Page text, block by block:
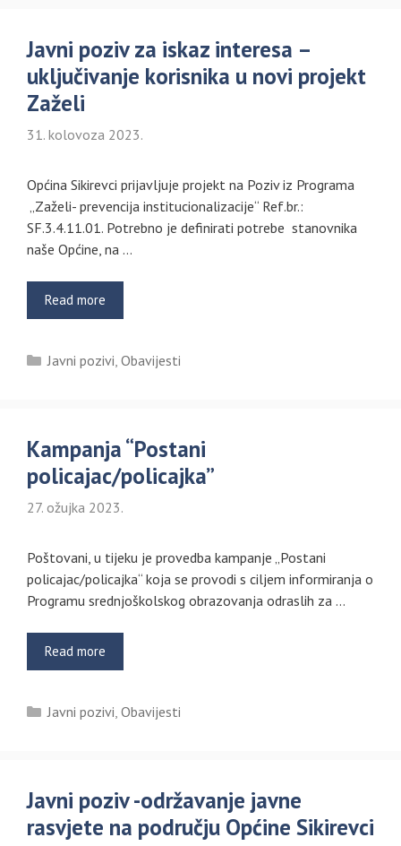
Javni poziv za iskaz interesa –
uključivanje korisnika u novi projekt
Zaželi
31. kolovoza 2023.
Općina Sikirevci prijavljuje projekt na Poziv iz Programa
„Zaželi- prevencija institucionalizacije“ Ref.br.:
SF.3.4.11.01. Potrebno je definirati potrebe stanovnika
naše Općine, na …
Read more
Kategorije
Javni pozivi, Obavijesti
Kampanja “Postani
policajac/policajka”
27. ožujka 2023.
Poštovani, u tijeku je provedba kampanje „Postani
policajac/policajka“ koja se provodi s ciljem informiranja o
Programu srednjoškolskog obrazovanja odraslih za …
Read more
Kategorije
Javni pozivi, Obavijesti
Javni poziv -održavanje javne
rasvjete na području Općine Sikirevci